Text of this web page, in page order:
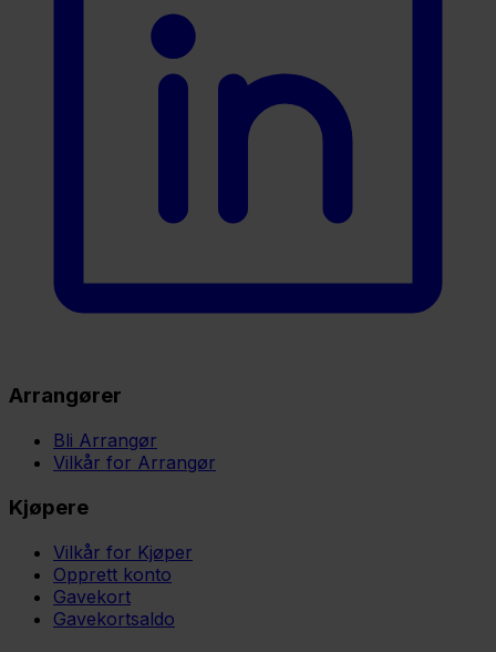
Arrangører
Bli Arrangør
Vilkår for Arrangør
Kjøpere
Vilkår for Kjøper
Opprett konto
Gavekort
Gavekortsaldo